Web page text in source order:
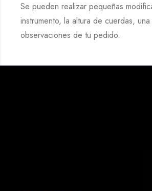
Se pueden realizar pequeñas
instrumento, la altura de cuerdas,
observaciones de tu pedido.